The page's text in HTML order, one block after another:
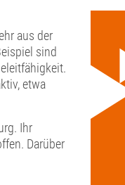
aus der
sind
etwa
Ihr
Darüber